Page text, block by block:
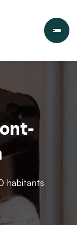
habitants